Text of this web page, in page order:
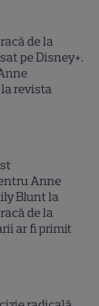
de la
pe Disney+.
revista
Anne
Blunt la
de la
ar fi primit